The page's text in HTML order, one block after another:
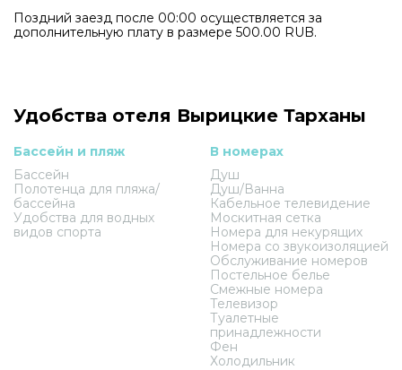
Поздний заезд после 00:00 осуществляется за
дополнительную плату в размере 500.00 RUB.
Удобства отеля Вырицкие Тарханы
Бассейн и пляж
Бассейн
Полотенца для пляжа/
бассейна
Удобства для водных
видов спорта
В номерах
Душ
Душ/Ванна
Кабельное телевидение
Москитная сетка
Номера для некурящих
Номера со звукоизоляцией
Обслуживание номеров
Постельное белье
Смежные номера
Телевизор
Туалетные
принадлежности
Фен
Холодильник